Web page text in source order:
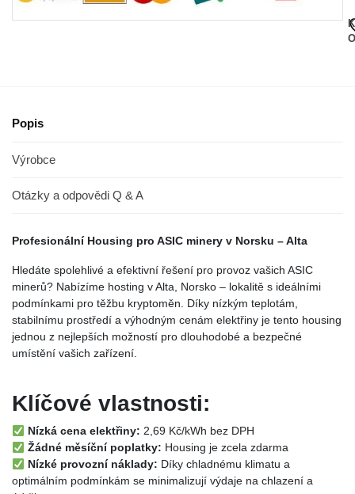
K
Popis
Výrobce
Otázky a odpovědi Q & A
Profesionální Housing pro ASIC minery v Norsku – Alta
Hledáte spolehlivé a efektivní řešení pro provoz vašich ASIC
minerů? Nabízíme hosting v Alta, Norsko – lokalitě s ideálními
podmínkami pro těžbu kryptoměn. Díky nízkým teplotám,
stabilnímu prostředí a výhodným cenám elektřiny je tento housing
jednou z nejlepších možností pro dlouhodobé a bezpečné
umístění vašich zařízení.
Klíčové vlastnosti:
Nízká cena elektřiny: 2,69 Kč/kWh bez DPH
Žádné měsíční poplatky: Housing je zcela zdarma
Nízké provozní náklady: Díky chladnému klimatu a
optimálním podmínkám se minimalizují výdaje na chlazení a